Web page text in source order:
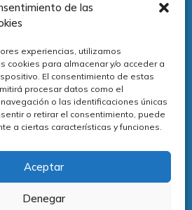
de las
experiencias, utilizamos
cookies para almacenar y/o acceder a
El consentimiento de estas
procesar datos como el
o las identificaciones únicas
o retirar el consentimiento, puede
a ciertas características y funciones.
Aceptar
Denegar